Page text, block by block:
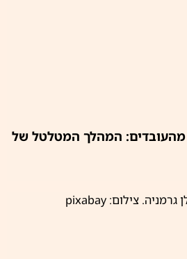
אחרי קיצוץ של 60% מהעובדים: המהלך המטלטל של